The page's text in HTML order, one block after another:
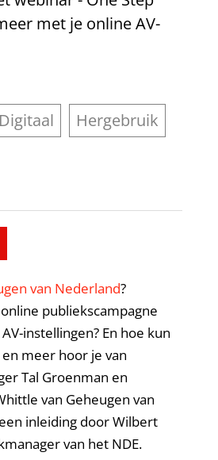
met je online AV-
Digitaal
Hergebruik
van Nederland?
publiekscampagne
instellingen? En hoe kun
meer hoor je van
Tal Groenman en
van Geheugen van
inleiding door Wilbert
van het NDE.